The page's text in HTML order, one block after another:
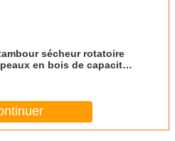
sécheur rotatoire
en bois de capacité